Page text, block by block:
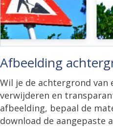
Afbeelding
Wil je de achtergrond van
verwijderen en
afbeelding, bepaal de
download de aangepaste